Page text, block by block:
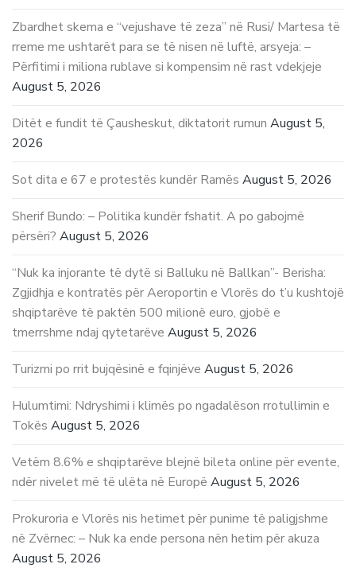
Zbardhet skema e “vejushave të zeza” në Rusi/ Martesa të
rreme me ushtarët para se të nisen në luftë, arsyeja: –
Përfitimi i miliona rublave si kompensim në rast vdekjeje
August 5, 2026
Ditët e fundit të Çausheskut, diktatorit rumun August 5,
2026
Sot dita e 67 e protestës kundër Ramës August 5, 2026
Sherif Bundo: – Politika kundër fshatit. A po gabojmë
përsëri? August 5, 2026
“Nuk ka injorante të dytë si Balluku në Ballkan”- Berisha:
Zgjidhja e kontratës për Aeroportin e Vlorës do t’u kushtojë
shqiptarëve të paktën 500 milionë euro, gjobë e
tmerrshme ndaj qytetarëve August 5, 2026
Turizmi po rrit bujqësinë e fqinjëve August 5, 2026
Hulumtimi: Ndryshimi i klimës po ngadalëson rrotullimin e
Tokës August 5, 2026
Vetëm 8.6% e shqiptarëve blejnë bileta online për evente,
ndër nivelet më të ulëta në Europë August 5, 2026
Prokuroria e Vlorës nis hetimet për punime të paligjshme
në Zvërnec: – Nuk ka ende persona nën hetim për akuza
August 5, 2026